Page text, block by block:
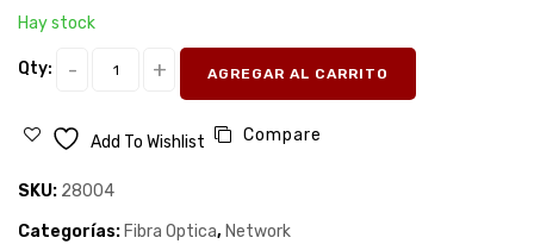
Hay stock
Qty: AGREGAR AL CARRITO
Add To Wishlist Compare
SKU: 28004
Categorías: Fibra Optica, Network